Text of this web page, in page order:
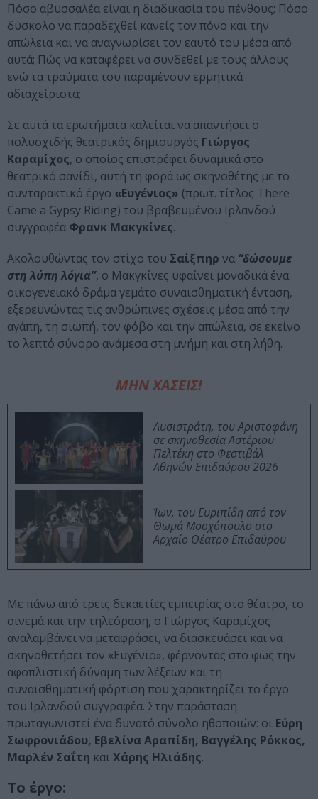
Πόσο αβυσσαλέα είναι η διαδικασία του πένθους; Πόσο
δύσκολο να παραδεχθεί κανείς τον πόνο και την
απώλεια και να αναγνωρίσει τον εαυτό του μέσα από
αυτά; Πώς να καταφέρει να συνδεθεί με τους άλλους
ενώ τα τραύματα του παραμένουν ερμητικά
αδιαχείριστα;
Σε αυτά τα ερωτήματα καλείται να απαντήσει ο
πολυσχιδής θεατρικός δημιουργός Γιώργος
Καραμίχος, ο οποίος επιστρέφει δυναμικά στο
θεατρικό σανίδι, αυτή τη φορά ως σκηνοθέτης με το
συνταρακτικό έργο «Ευγένιος» (πρωτ. τίτλος There
Came a Gypsy Riding) του βραβευμένου Ιρλανδού
συγγραφέα Φρανκ Μακγκίνες.
Ακολουθώντας τον στίχο του Σαίξπηρ να “δώσουμε
στη λύπη λόγια”, ο Μακγκίνες υφαίνει μοναδικά ένα
οικογενειακό δράμα γεμάτο συναισθηματική ένταση,
εξερευνώντας τις ανθρώπινες σχέσεις μέσα από την
αγάπη, τη σιωπή, τον φόβο και την απώλεια, σε εκείνο
το λεπτό σύνορο ανάμεσα στη μνήμη και στη λήθη.
ΜΗΝ ΧΑΣΕΙΣ!
Λυσιστράτη, του Αριστοφάνη
σε σκηνοθεσία Αστέριου
Πελτέκη στο Φεστιβάλ
Αθηνών Επιδαύρου 2026
Ίων, του Ευριπίδη από τον
Θωμά Μοσχόπουλο στο
Αρχαίο Θέατρο Επιδαύρου
Με πάνω από τρεις δεκαετίες εμπειρίας στο θέατρο, το
σινεμά και την τηλεόραση, ο Γιώργος Καραμίχος
αναλαμβάνει να μεταφράσει, να διασκευάσει και να
σκηνοθετήσει τον «Ευγένιο», φέρνοντας στο φως την
αφοπλιστική δύναμη των λέξεων και τη
συναισθηματική φόρτιση που χαρακτηρίζει το έργο
του Ιρλανδού συγγραφέα. Στην παράσταση
πρωταγωνιστεί ένα δυνατό σύνολο ηθοποιών: οι Εύρη
Σωφρονιάδου, Εβελίνα Αραπίδη, Βαγγέλης Ρόκκος,
Μαρλέν Σαΐτη καιΧάρης Ηλιάδης.
Το έργο: